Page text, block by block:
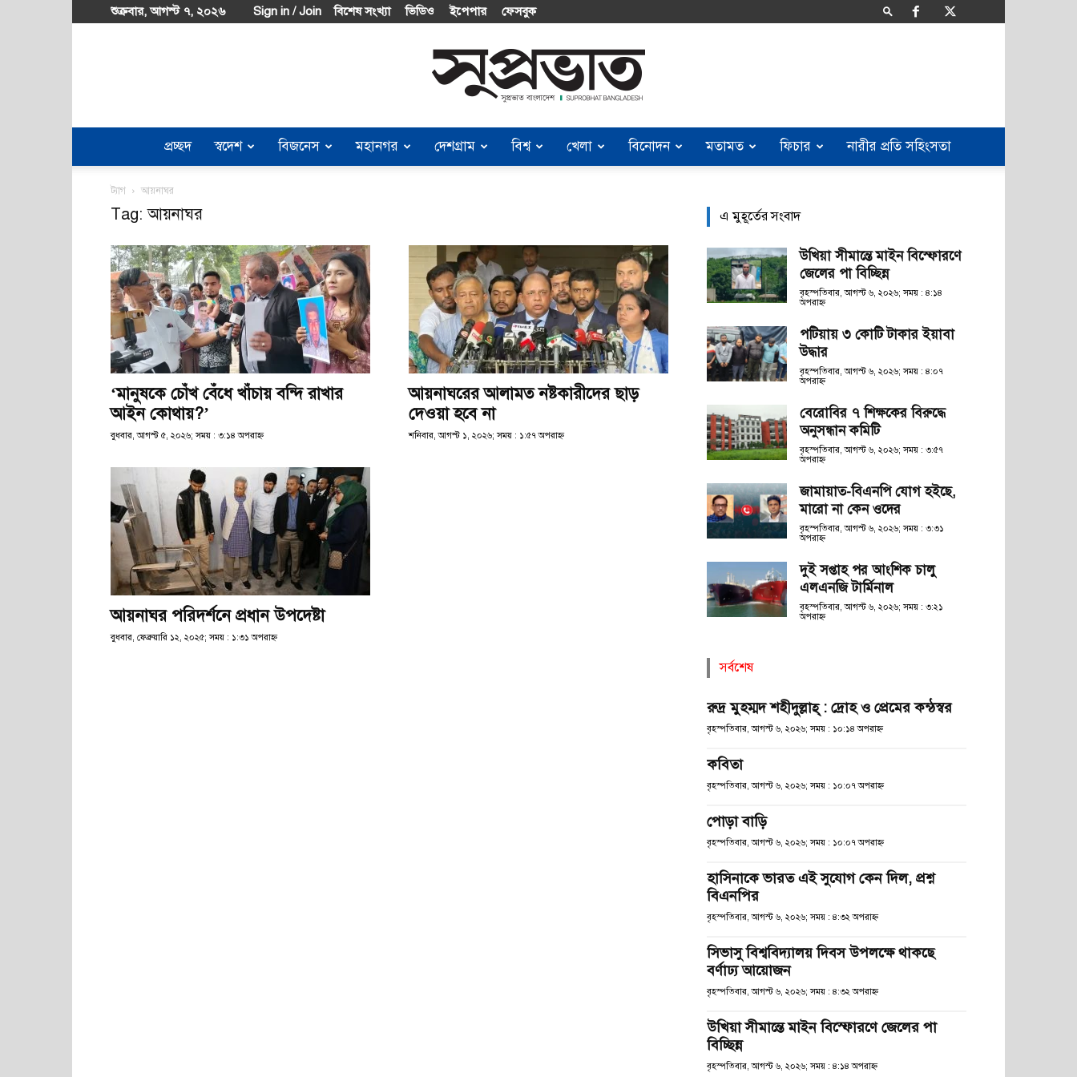
শুক্রবার, আগস্ট ৭, ২০২৬ Sign in / Join বিশেষ সংখ্যা ভিডিও ইপেপার ফেসবুক
Suprobhat
প্রচ্ছদ স্বদেশ বিজনেস মহানগর দেশগ্রাম বিশ্ব খেলা বিনোদন মতামত ফিচার নারীর প্রতি সহিংসতা
ট্যাগ আয়নাঘর
Tag: আয়নাঘর
‘মানুষকে চোঁখ বেঁধে খাঁচায় বন্দি রাখার
আইন কোথায়?’
বুধবার, আগস্ট ৫, ২০২৬; সময় : ৩:১৪ অপরাহ্ণ
আয়নাঘরের আলামত নষ্টকারীদের ছাড়
দেওয়া হবে না
শনিবার, আগস্ট ১, ২০২৬; সময় : ১:৫৭ অপরাহ্ণ
আয়নাঘর পরিদর্শনে প্রধান উপদেষ্টা
বুধবার, ফেব্রুয়ারি ১২, ২০২৫; সময় : ১:৩১ অপরাহ্ণ
এ মুহূর্তের সংবাদ
উখিয়া সীমান্তে মাইন বিস্ফোরণে
জেলের পা বিচ্ছিন্ন
বৃহস্পতিবার, আগস্ট ৬, ২০২৬; সময় : ৪:১৪
অপরাহ্ণ
পটিয়ায় ৩ কোটি টাকার ইয়াবা
উদ্ধার
বৃহস্পতিবার, আগস্ট ৬, ২০২৬; সময় : ৪:০৭
অপরাহ্ণ
বেরোবির ৭ শিক্ষকের বিরুদ্ধে
অনুসন্ধান কমিটি
বৃহস্পতিবার, আগস্ট ৬, ২০২৬; সময় : ৩:৫৭
অপরাহ্ণ
জামায়াত-বিএনপি যোগ হইছে,
মারো না কেন ওদের
বৃহস্পতিবার, আগস্ট ৬, ২০২৬; সময় : ৩:৩১
অপরাহ্ণ
দুই সপ্তাহ পর আংশিক চালু
এলএনজি টার্মিনাল
বৃহস্পতিবার, আগস্ট ৬, ২০২৬; সময় : ৩:২১
অপরাহ্ণ
সর্বশেষ
রুদ্র মুহম্মদ শহীদুল্লাহ্ : দ্রোহ ও প্রেমের কন্ঠস্বর
বৃহস্পতিবার, আগস্ট ৬, ২০২৬; সময় : ১০:১৪ অপরাহ্ণ
কবিতা
বৃহস্পতিবার, আগস্ট ৬, ২০২৬; সময় : ১০:০৭ অপরাহ্ণ
পোড়া বাড়ি
বৃহস্পতিবার, আগস্ট ৬, ২০২৬; সময় : ১০:০৭ অপরাহ্ণ
হাসিনাকে ভারত এই সুযোগ কেন দিল, প্রশ্ন
বিএনপির
বৃহস্পতিবার, আগস্ট ৬, ২০২৬; সময় : ৪:৩২ অপরাহ্ণ
সিভাসু বিশ্ববিদ্যালয় দিবস উপলক্ষে থাকছে
বর্ণাঢ্য আয়োজন
বৃহস্পতিবার, আগস্ট ৬, ২০২৬; সময় : ৪:৩২ অপরাহ্ণ
উখিয়া সীমান্তে মাইন বিস্ফোরণে জেলের পা
বিচ্ছিন্ন
বৃহস্পতিবার, আগস্ট ৬, ২০২৬; সময় : ৪:১৪ অপরাহ্ণ